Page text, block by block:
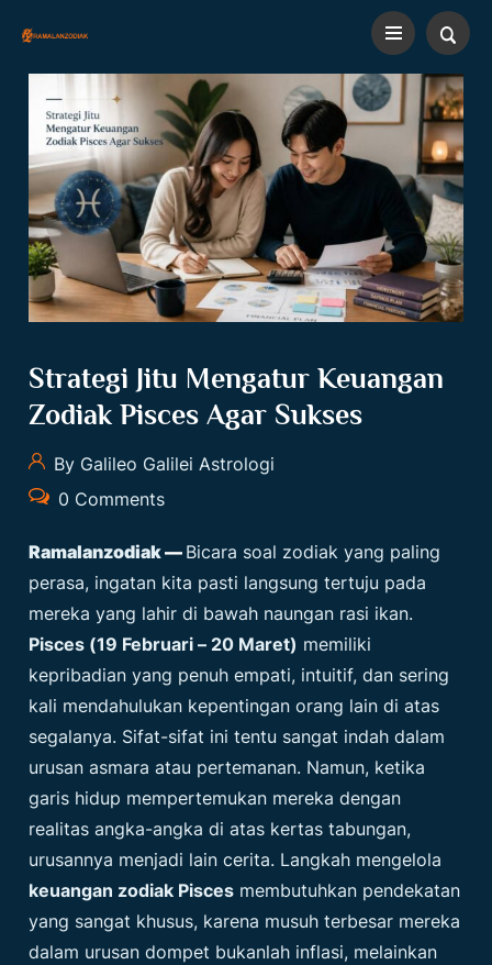
Strategi Jitu Mengatur Keuangan
Zodiak Pisces Agar Sukses
By Galileo Galilei Astrologi
0 Comments
Ramalanzodiak— Bicara soal zodiak yang paling
perasa, ingatan kita pasti langsung tertuju pada
mereka yang lahir di bawah naungan rasi ikan.
Pisces (19 Februari – 20 Maret) memiliki
kepribadian yang penuh empati, intuitif, dan sering
kali mendahulukan kepentingan orang lain di atas
segalanya. Sifat-sifat ini tentu sangat indah dalam
urusan asmara atau pertemanan. Namun, ketika
garis hidup mempertemukan mereka dengan
realitas angka-angka di atas kertas tabungan,
urusannya menjadi lain cerita. Langkah mengelola
keuangan zodiak Pisces membutuhkan pendekatan
yang sangat khusus, karena musuh terbesar mereka
dalam urusan dompet bukanlah inflasi, melainkan